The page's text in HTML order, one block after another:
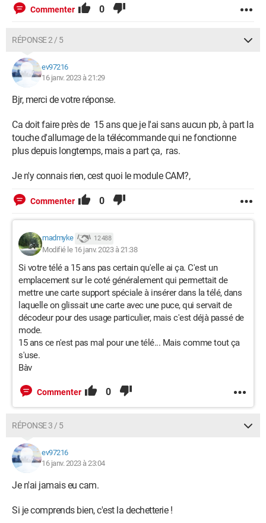
Commenter 0
RÉPONSE 2 / 5
ev97216
16 janv. 2023 à 21:29
Bjr, merci de votre réponse.
Ca doit faire près de 15 ans que je l'ai sans aucun pb, à part la
touche d'allumage de la télécommande qui ne fonctionne
plus depuis longtemps, mais a part ça, ras.
Je n'y connais rien, cest quoi le module CAM?,
Commenter 0
madmyke 12 488
Modifié le 16 janv. 2023 à 21:38
Si votre télé a 15 ans pas certain qu'elle ai ça. C'est un
emplacement sur le coté généralement qui permettait de
mettre une carte support spéciale à insérer dans la télé, dans
laquelle on glissait une carte avec une puce, qui servait de
décodeur pour des usage particulier, mais c'est déjà passé de
mode.
15 ans ce n'est pas mal pour une télé... Mais comme tout ça
s'use.
Bàv
Commenter 0
RÉPONSE 3 / 5
ev97216
16 janv. 2023 à 23:04
Je n'ai jamais eu cam.
Si je comprends bien, c'est la dechetterie !